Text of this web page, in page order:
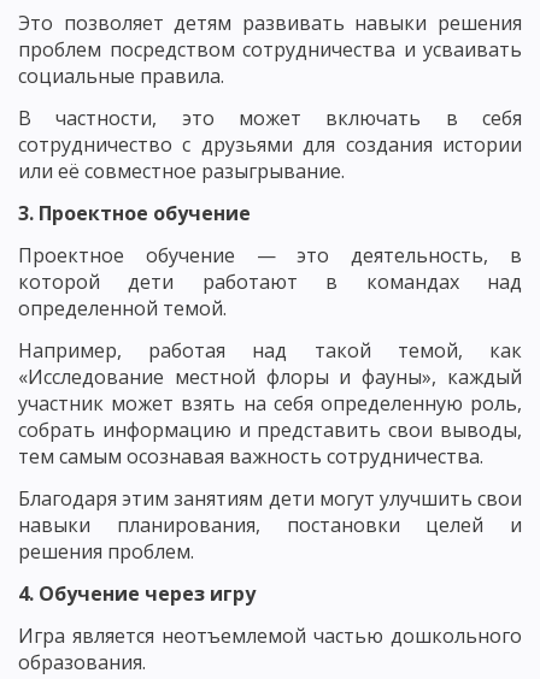
Это позволяет детям развивать навыки решения
проблем посредством сотрудничества и усваивать
социальные правила.
В частности, это может включать в себя
сотрудничество с друзьями для создания истории
или её совместное разыгрывание.
3. Проектное обучение
Проектное обучение — это деятельность, в
которой дети работают в командах над
определенной темой.
Например, работая над такой темой, как
«Исследование местной флоры и фауны», каждый
участник может взять на себя определенную роль,
собрать информацию и представить свои выводы,
тем самым осознавая важность сотрудничества.
Благодаря этим занятиям дети могут улучшить свои
навыки планирования, постановки целей и
решения проблем.
4. Обучение через игру
Игра является неотъемлемой частью дошкольного
образования.